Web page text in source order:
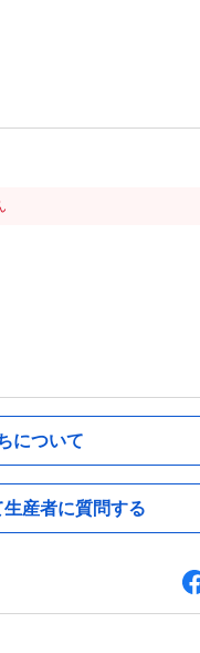
について
産者に質問する